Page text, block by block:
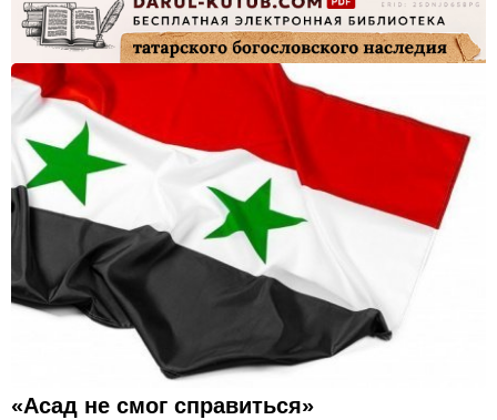
«Асад не смог справиться»